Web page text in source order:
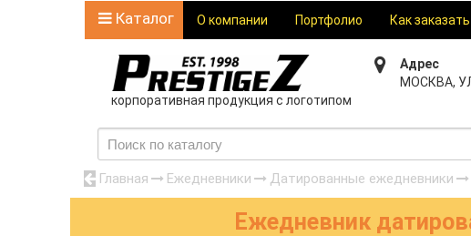
Каталог О компании Портфолио Как заказать
корпоративная продукция с логотипом
Адрес
МОСКВА,
Главная Ежедневники Датированные ежедневники
Ежедневник